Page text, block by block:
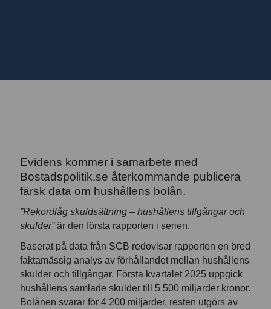
Evidens kommer i samarbete med
Bostadspolitik.se återkommande publicera
färsk data om hushållens bolån.
”Rekordlåg skuldsättning – hushållens tillgångar och
skulder”är den första rapporten i serien.
Baserat på data från SCB redovisar rapporten en bred
faktamässig analys av förhållandet mellan hushållens
skulder och tillgångar. Första kvartalet 2025 uppgick
hushållens samlade skulder till 5 500 miljarder kronor.
Bolånen svarar för 4 200 miljarder, resten utgörs av